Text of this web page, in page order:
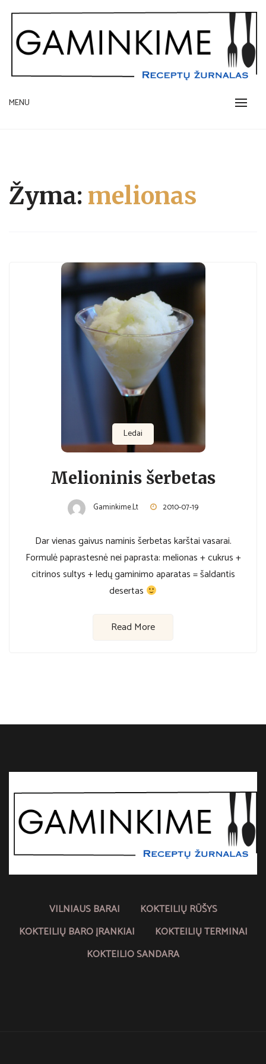
content
GAMINKIME.LT
receptų žurnalas
MENU
Žyma: melionas
Ledai
Melioninis šerbetas
Gaminkime.lt 2010-07-19
Dar vienas gaivus naminis šerbetas karštai vasarai.
Formulė paprastesnė nei paprasta: melionas + cukrus +
citrinos sultys + ledų gaminimo aparatas = šaldantis
desertas
Read More
VILNIAUS BARAI
KOKTEILIŲ RŪŠYS
KOKTEILIŲ BARO ĮRANKIAI
KOKTEILIŲ TERMINAI
KOKTEILIO SANDARA